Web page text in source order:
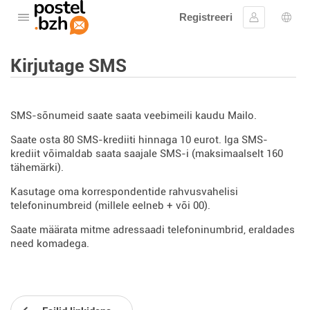
Avage menüü
Registreeri
Logi sisse
Kirjutage SMS
SMS-sõnumeid saate saata veebimeili kaudu Mailo.
Saate osta 80 SMS-krediiti hinnaga 10 eurot. Iga SMS-
krediit võimaldab saata saajale SMS-i (maksimaalselt 160
tähemärki).
Kasutage oma korrespondentide rahvusvahelisi
telefoninumbreid (millele eelneb + ​​või 00).
Saate määrata mitme adressaadi telefoninumbrid, eraldades
need komadega.